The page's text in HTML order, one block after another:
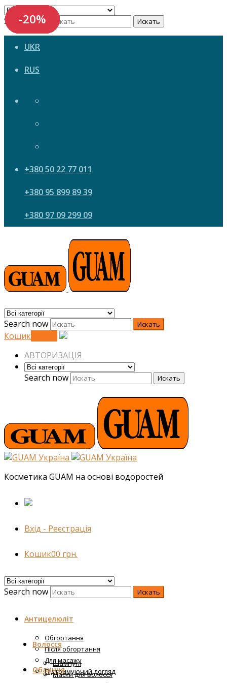
Search now Искать
UKR
RUS
+380 50 22 77 011
+380 95 899 89 39
+380 97 09 299 09
Search now Искать
Кошик
АВТОРИЗАЦІЯ
Search now
Искать
Косметика GUAM на основі водоростей
Вхід - Реєстрація
Кошик00 грн.
Search now Искать
Антицелюліт
Обгортання
Після обгортання
Для масажу
Підтримуючий догляд
Волосся
Шампуні
Маски для волосся
Обличчя
-20%
-20%
-20%
-20%
-20%
-20%
-20%
-20%